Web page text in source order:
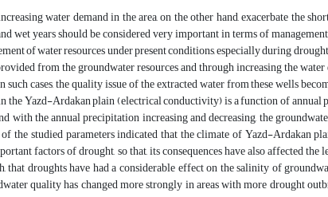
water demand in the area, on the other hand, exacerbate the
wet years should be considered very important in terms of
of water resources under present conditions, especially during
from the groundwater resources and through increasing the
such cases, the quality issue of the extracted water from these wells
the Yazd-Ardakan plain (electrical conductivity) is a function of annual
with the annual precipitation increasing and decreasing, the
the studied parameters indicated that the climate of Yazd-Ardakan
factors of drought, so that, its consequences have also affected
that droughts have had a considerable effect on the salinity of
quality has changed more strongly in areas with more drought